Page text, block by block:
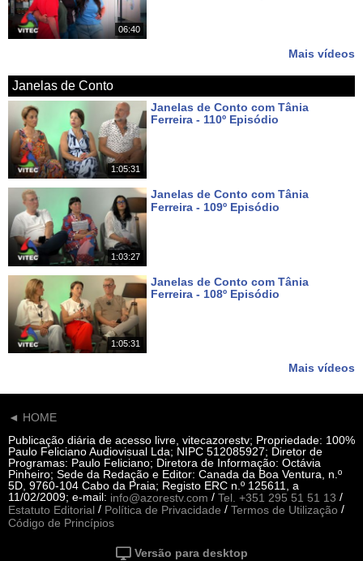
06:40
Mais vídeos
Janelas de Conto
1:05:31
Janelas de Conto com Tânia
Ferreira - 110º Episódio
1:03:27
Janelas de Conto com Tânia
Ferreira - 109º Episódio
1:05:31
Janelas de Conto com Tânia
Ferreira - 108º Episódio
Mais vídeos
◄ HOME
Publicação diária de acesso livre, vitecazorestv; Propriedade: 100%
Paulo Feliciano Audiovisual Lda; NIPC 512085927; Diretor de
Programas: Paulo Feliciano; Diretora de Informação: Octávia
Pinheiro; Sede da Redação e Editor: Canada da Boa Ventura, n.º
5D, 9760-104 Cabo da Praia; Registo ERC n.º 125611, a
11/02/2009; e-mail: info@azorestv.com / Tel. +351 295 51 51 13 /
Estatuto Editorial / Política de Privacidade / Termos de Utilização /
Código de Princípios
Versão para desktop